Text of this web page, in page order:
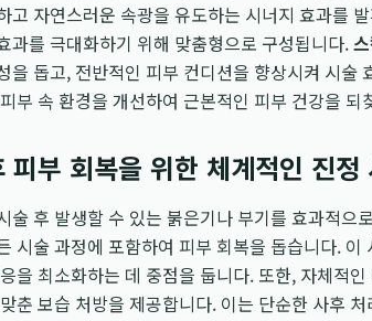
고 자연스러운 속광을 유도하는 시너지 효과를
과를 극대화하기 위해 맞춤형으로 구성됩니다.
을 돕고, 전반적인 피부 컨디션을 향상시켜 시술
부 속 환경을 개선하여 근본적인 피부 건강을 되
피부 회복을 위한 체계적인 진
술 후 발생할 수 있는 붉은기나 부기를 효과적으
시술 과정에 포함하여 피부 회복을 돕습니다.
을 최소화하는 데 중점을 둡니다. 또한, 자체적
춘 보습 처방을 제공합니다. 이는 단순한 사후